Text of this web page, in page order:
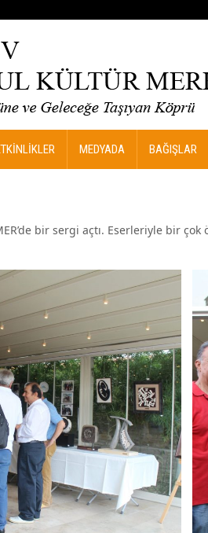
MEDYADA BAĞIŞLAR
bir sergi açtı. Eserleriyle bir çok